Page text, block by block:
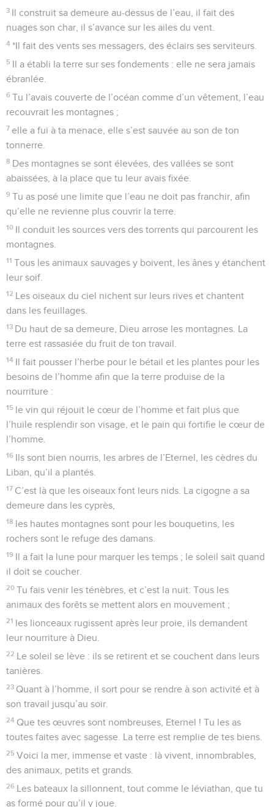
3 Il construit sa demeure au-dessus de l’eau, il fait des
nuages son char, il s’avance sur les ailes du vent.
4 *Il fait des vents ses messagers, des éclairs ses serviteurs.
5 Il a établi la terre sur ses fondements : elle ne sera jamais
ébranlée.
6 Tu l’avais couverte de l’océan comme d’un vêtement, l’eau
recouvrait les montagnes ;
7 elle a fui à ta menace, elle s’est sauvée au son de ton
tonnerre.
8 Des montagnes se sont élevées, des vallées se sont
abaissées, à la place que tu leur avais fixée.
9 Tu as posé une limite que l’eau ne doit pas franchir, afin
qu’elle ne revienne plus couvrir la terre.
10 Il conduit les sources vers des torrents qui parcourent les
montagnes.
11 Tous les animaux sauvages y boivent, les ânes y étanchent
leur soif.
12 Les oiseaux du ciel nichent sur leurs rives et chantent
dans les feuillages.
13 Du haut de sa demeure, Dieu arrose les montagnes. La
terre est rassasiée du fruit de ton travail.
14 Il fait pousser l’herbe pour le bétail et les plantes pour les
besoins de l’homme afin que la terre produise de la
nourriture :
15 le vin qui réjouit le cœur de l’homme et fait plus que
l’huile resplendir son visage, et le pain qui fortifie le cœur de
l’homme.
16 Ils sont bien nourris, les arbres de l’Eternel, les cèdres du
Liban, qu’il a plantés.
17 C’est là que les oiseaux font leurs nids. La cigogne a sa
demeure dans les cyprès,
18 les hautes montagnes sont pour les bouquetins, les
rochers sont le refuge des damans.
19 Il a fait la lune pour marquer les temps ; le soleil sait quand
il doit se coucher.
20 Tu fais venir les ténèbres, et c’est la nuit. Tous les
animaux des forêts se mettent alors en mouvement ;
21 les lionceaux rugissent après leur proie, ils demandent
leur nourriture à Dieu.
22 Le soleil se lève : ils se retirent et se couchent dans leurs
tanières.
23 Quant à l’homme, il sort pour se rendre à son activité et à
son travail jusqu’au soir.
24 Que tes œuvres sont nombreuses, Eternel ! Tu les as
toutes faites avec sagesse. La terre est remplie de tes biens.
25 Voici la mer, immense et vaste : là vivent, innombrables,
des animaux, petits et grands.
26 Les bateaux la sillonnent, tout comme le léviathan, que tu
as formé pour qu’il y joue.